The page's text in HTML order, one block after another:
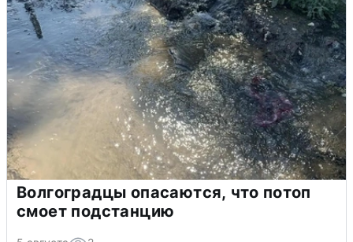
Волгоградцы опасаются, что потоп
смоет подстанцию